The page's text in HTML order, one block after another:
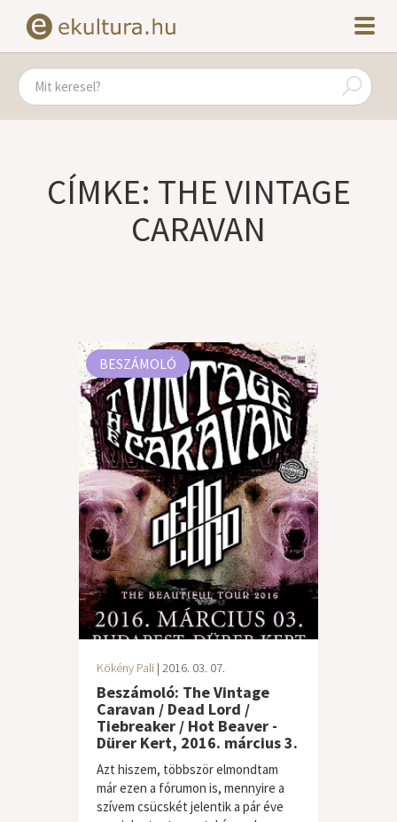
CÍMKE: THE VINTAGE
CARAVAN
BESZÁMOLÓ
Kökény Pali | 2016. 03. 07.
Beszámoló: The Vintage
Caravan / Dead Lord /
Tiebreaker / Hot Beaver -
Dürer Kert, 2016. március 3.
Azt hiszem, többször elmondtam
már ezen a fórumon is, mennyire a
szívem csücskét jelentik a pár éve